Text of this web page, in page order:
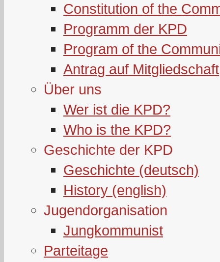
Constitution of the
Programm der KPD
Program of the
Antrag auf Mitgliedschaft
Über uns
Wer ist die KPD?
Who is the KPD?
Geschichte der KPD
Geschichte (deutsch)
History (english)
Jugendorganisation
Jungkommunist
Parteitage